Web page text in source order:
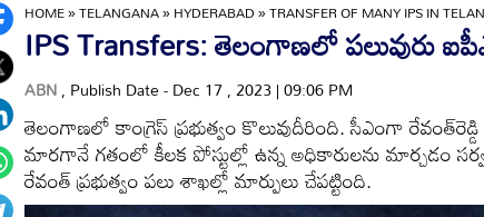
HOME»TELANGANA»HYDERABAD»TRANSFER OF MANY IPS IN
IPS Transfers: తెలంగాణలో పలువురు
ABN, Publish Date - Dec 17 , 2023 | 09:06 PM
తెలంగాణలో కాంగ్రెస్ ప్రభుత్వం కొలువుదీరింది. సీఎంగా రేవంత్‌రెడ్డి
మారగానే గతంలో కీలక పోస్టుల్లో ఉన్న అధికారులను మార్చడం
రేవంత్ ప్రభుత్వం పలు శాఖల్లో మార్పులు చేపట్టింది.